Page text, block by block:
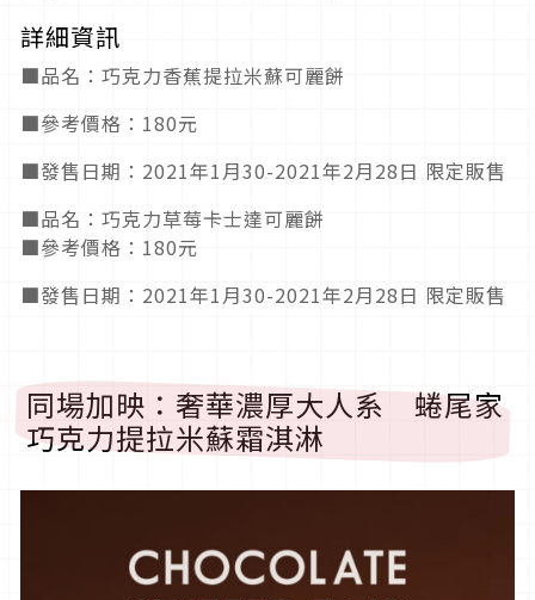
詳細資訊
■品名：巧克力香蕉提拉米蘇可麗餅
■參考價格：180元
■發售日期：2021年1月30-2021年2月28日 限定販售
■品名：巧克力草莓卡士達可麗餅
■參考價格：180元
■發售日期：2021年1月30-2021年2月28日 限定販售
同場加映：奢華濃厚大人系 蜷尾家
巧克力提拉米蘇霜淇淋